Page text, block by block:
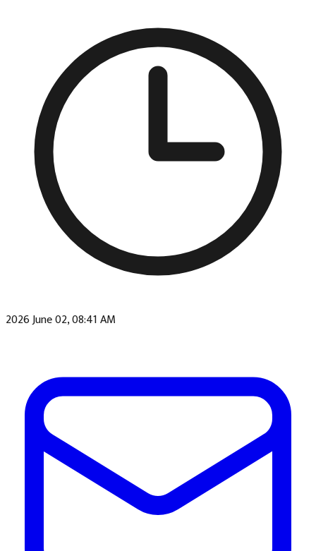
2026 June 02, 08:41 AM